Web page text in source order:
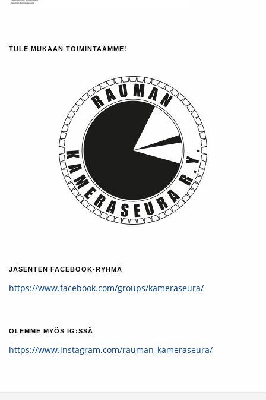
TULE MUKAAN TOIMINTAAMME!
JÄSENTEN FACEBOOK-RYHMÄ
https://www.facebook.com/groups/kameraseura/
OLEMME MYÖS IG:SSÄ
https://www.instagram.com/rauman_kameraseura/